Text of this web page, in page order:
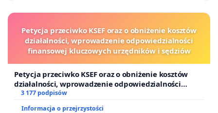
Petycja przeciwko KSEF oraz o obniżenie kosztów
działalności, wprowadzenie odpowiedzialności
finansowej kluczowych urzędników i sędziów
Petycja przeciwko KSEF oraz o obniżenie kosztów
działalności, wprowadzenie odpowiedzialności
finansowej kluczowych urzędników i sędziów
3 177 podpisów
Informacja o przejrzystości